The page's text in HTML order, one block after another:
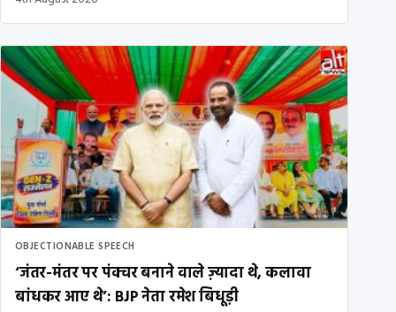
OBJECTIONABLE SPEECH
‘जंतर-मंतर पर पंक्चर बनाने वाले ज़्यादा थे, कलावा
बांधकर आए थे’: BJP नेता रमेश बिधूड़ी